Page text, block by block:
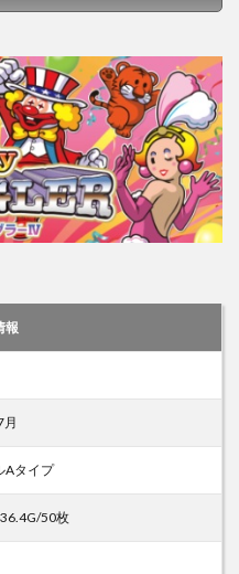
報
Aタイプ
50枚